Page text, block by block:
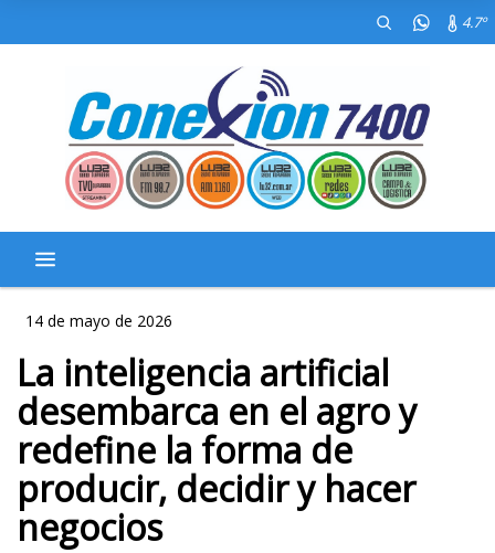
4.7º
14 de mayo de 2026
La inteligencia artificial
desembarca en el agro y
redefine la forma de
producir, decidir y hacer
negocios